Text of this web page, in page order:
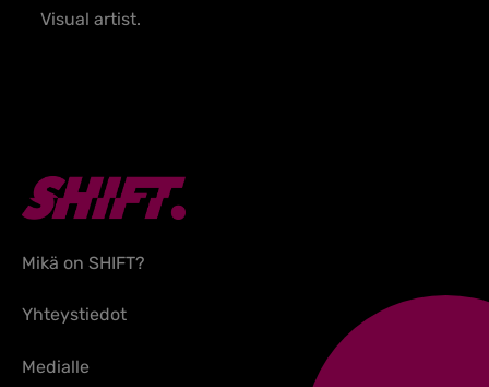
Visual artist.
Mikä on SHIFT?
Yhteystiedot
Medialle